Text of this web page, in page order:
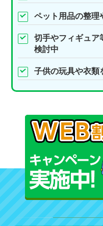
ペット用品の整理
切手やフィギュア
検討中
子供の玩具や衣類